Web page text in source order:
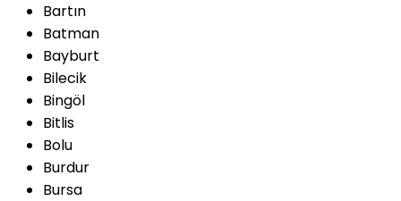
Bartın
Batman
Bayburt
Bilecik
Bingöl
Bitlis
Bolu
Burdur
Bursa